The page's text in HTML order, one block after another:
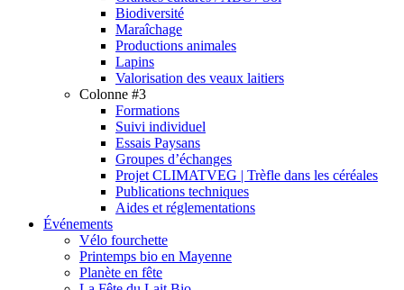
Biodiversité
Maraîchage
Productions animales
Lapins
Valorisation des veaux laitiers
Colonne #3
Formations
Suivi individuel
Essais Paysans
Groupes d’échanges
Projet CLIMATVEG | Trèfle dans les céréales
Publications techniques
Aides et réglementations
Événements
Vélo fourchette
Printemps bio en Mayenne
Planète en fête